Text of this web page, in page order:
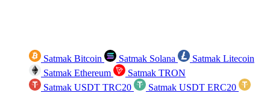
Satmak Bitcoin Satmak Solana
Satmak Litecoin
Satmak Ethereum
Satmak TRON
Satmak USDT TRC20
Satmak USDT ERC20